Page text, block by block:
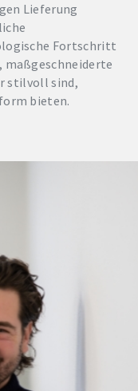
Lieferung
Fortschritt
maßgeschneiderte
stilvoll sind,
bieten.